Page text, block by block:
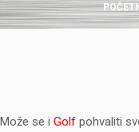
Može se i Golf pohvaliti